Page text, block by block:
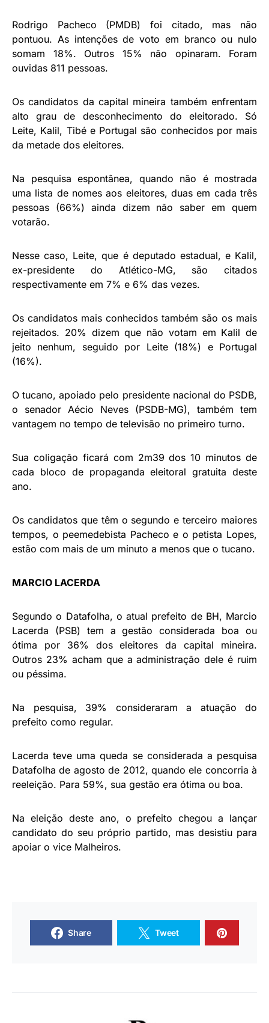
Rodrigo Pacheco (PMDB) foi citado, mas não
pontuou. As intenções de voto em branco ou nulo
somam 18%. Outros 15% não opinaram. Foram
ouvidas 811 pessoas.
Os candidatos da capital mineira também enfrentam
alto grau de desconhecimento do eleitorado. Só
Leite, Kalil, Tibé e Portugal são conhecidos por mais
da metade dos eleitores.
Na pesquisa espontânea, quando não é mostrada
uma lista de nomes aos eleitores, duas em cada três
pessoas (66%) ainda dizem não saber em quem
votarão.
Nesse caso, Leite, que é deputado estadual, e Kalil,
ex-presidente do Atlético-MG, são citados
respectivamente em 7% e 6% das vezes.
Os candidatos mais conhecidos também são os mais
rejeitados. 20% dizem que não votam em Kalil de
jeito nenhum, seguido por Leite (18%) e Portugal
(16%).
O tucano, apoiado pelo presidente nacional do PSDB,
o senador Aécio Neves (PSDB-MG), também tem
vantagem no tempo de televisão no primeiro turno.
Sua coligação ficará com 2m39 dos 10 minutos de
cada bloco de propaganda eleitoral gratuita deste
ano.
Os candidatos que têm o segundo e terceiro maiores
tempos, o peemedebista Pacheco e o petista Lopes,
estão com mais de um minuto a menos que o tucano.
MARCIO LACERDA
Segundo o Datafolha, o atual prefeito de BH, Marcio
Lacerda (PSB) tem a gestão considerada boa ou
ótima por 36% dos eleitores da capital mineira.
Outros 23% acham que a administração dele é ruim
ou péssima.
Na pesquisa, 39% consideraram a atuação do
prefeito como regular.
Lacerda teve uma queda se considerada a pesquisa
Datafolha de agosto de 2012, quando ele concorria à
reeleição. Para 59%, sua gestão era ótima ou boa.
Na eleição deste ano, o prefeito chegou a lançar
candidato do seu próprio partido, mas desistiu para
apoiar o vice Malheiros.
Share Tweet